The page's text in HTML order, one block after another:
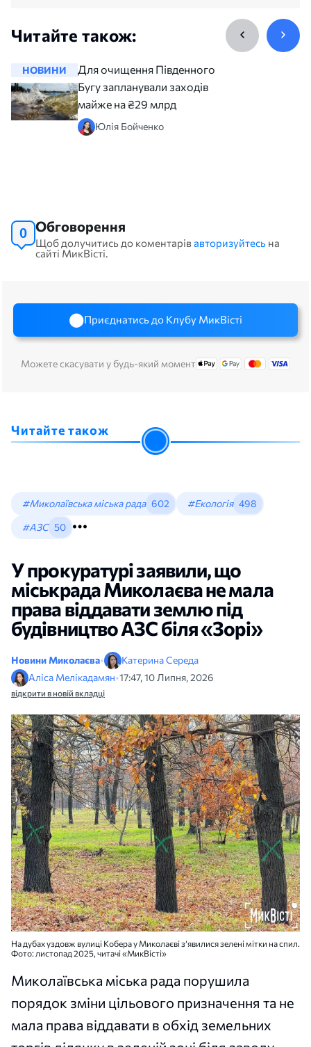
Читайте також:
НОВИНИ
Для очищення Південного
Бугу запланували заходів
майже на ₴29 млрд
Юлія Бойченко
0 Обговорення
Щоб долучитись до коментарівавторизуйтесь на
сайті МикВісті.
Приєднатись до Клубу МикВісті
Можете скасувати у будь-який момент
Читайте також
#Миколаївська міська рада 602 #Екологія 498
#АЗС 50
У прокуратурі заявили, що
міськрада Миколаєва не мала
права віддавати землю під
будівництво АЗС біля «Зорі»
Новини Миколаєва•
Катерина Середа
Аліса Мелікадамян•17:47, 10 Липня, 2026
відкрити в новій вкладці
На дубах уздовж вулиці Кобера у Миколаєві з’явилися зелені мітки на спил.
Фото: листопад 2025, читачі «МикВісті»
Миколаївська міська рада порушила
порядок зміни цільового призначення та не
мала права віддавати в обхід земельних